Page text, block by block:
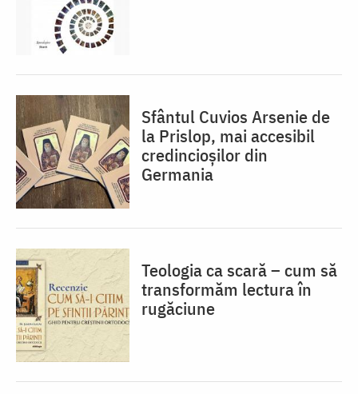
Sfântul Cuvios Arsenie de
la Prislop, mai accesibil
credincioșilor din
Germania
Teologia ca scară – cum să
transformăm lectura în
rugăciune